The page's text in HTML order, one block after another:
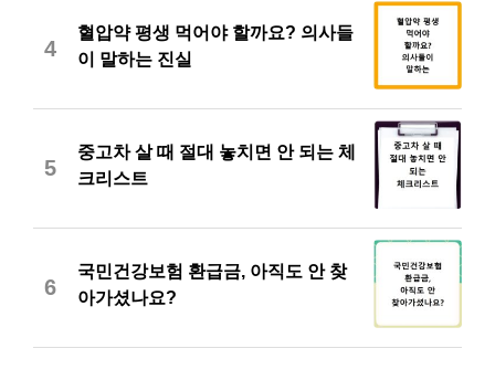
4
혈압약 평생 먹어야 할까요? 의사들
이 말하는 진실
5
중고차 살 때 절대 놓치면 안 되는 체
크리스트
6
국민건강보험 환급금, 아직도 안 찾
아가셨나요?